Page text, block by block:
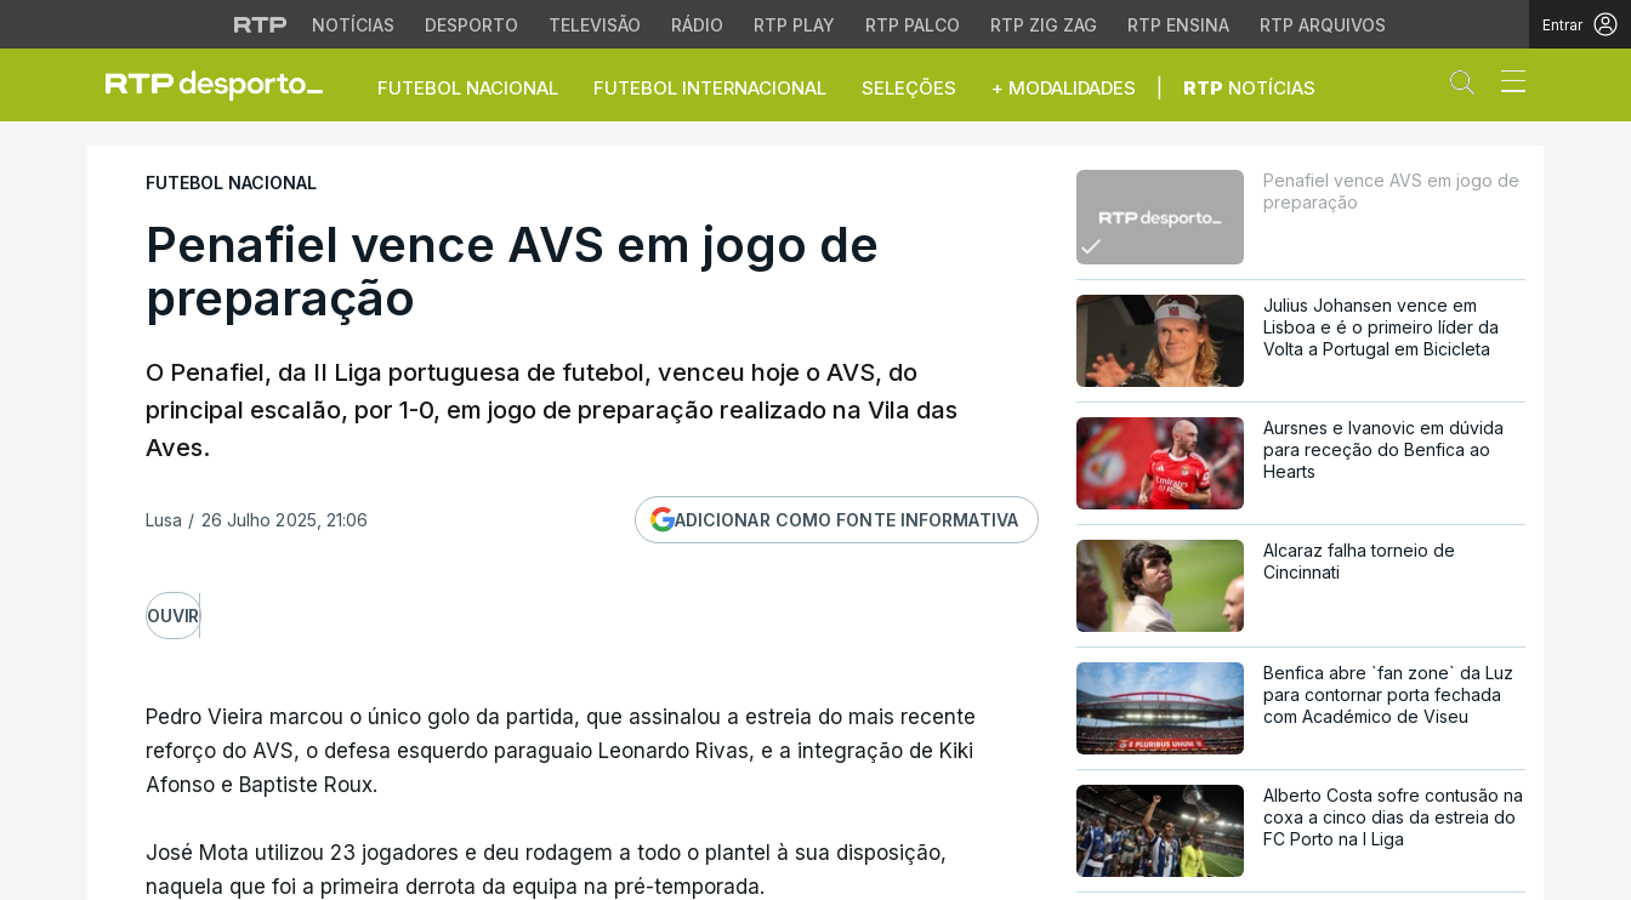
NOTÍCIAS DESPORTO TELEVISÃO RÁDIO RTP PLAY RTP PALCO RTP ZIG ZAG RTP ENSINA RTP ARQUIVOS Entrar
FUTEBOL NACIONAL FUTEBOL INTERNACIONAL SELEÇÕES + MODALIDADES RTP NOTÍCIAS Abrir campo
Penafiel vence AVS em jogo de preparação
FUTEBOL NACIONAL
Penafiel vence AVS em jogo de
preparação
O Penafiel, da II Liga portuguesa de futebol, venceu hoje o AVS, do
principal escalão, por 1-0, em jogo de preparação realizado na Vila das
Aves.
Lusa / 26 Julho 2025, 21:06 ADICIONAR COMO FONTE INFORMATIVA
OUVIR
Pedro Vieira marcou o único golo da partida, que assinalou a estreia do mais recente
reforço do AVS, o defesa esquerdo paraguaio Leonardo Rivas, e a integração de Kiki
Afonso e Baptiste Roux.
José Mota utilizou 23 jogadores e deu rodagem a todo o plantel à sua disposição,
naquela que foi a primeira derrota da equipa na pré-temporada.
Penafiel vence AVS em jogo de
preparação
Julius Johansen vence em
Lisboa e é o primeiro líder da
Volta a Portugal em Bicicleta
Aursnes e Ivanovic em dúvida
para receção do Benfica ao
Hearts
Alcaraz falha torneio de
Cincinnati
Benfica abre `fan zone` da Luz
para contornar porta fechada
com Académico de Viseu
Alberto Costa sofre contusão na
coxa a cinco dias da estreia do
FC Porto na I Liga